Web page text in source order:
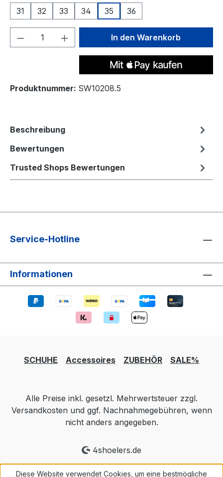
31
32 33 34 35 36
Produkt Anzahl: Gib denIn den Warenkorb
Produktnummer: SW10208.5
Beschreibung
Bewertungen
Trusted Shops Bewertungen
Service-Hotline
Informationen
SCHUHE Accessoires ZUBEHÖR SALE%
Alle Preise inkl. gesetzl. Mehrwertsteuer zzgl.
Versandkosten und ggf. Nachnahmegebühren, wenn
nicht anders angegeben.
4shoelers.de
Diese Website verwendet Cookies, um eine bestmögliche